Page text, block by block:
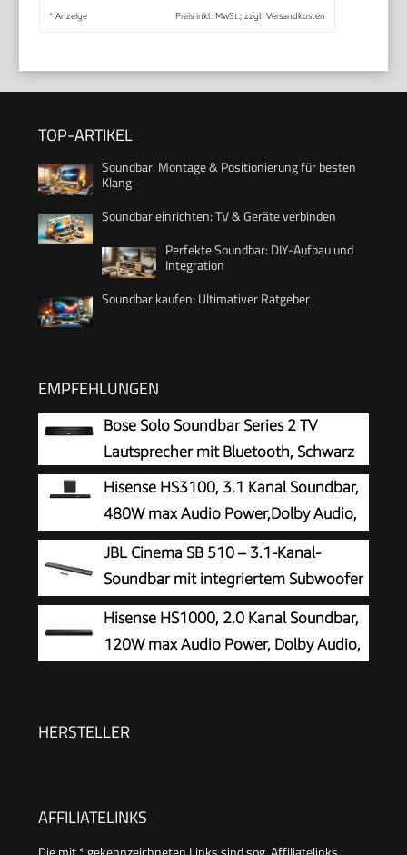
* Anzeige Preis inkl. MwSt., zzgl. Versandkosten
TOP-ARTIKEL
Soundbar: Montage & Positionierung für besten
Klang
Soundbar einrichten: TV & Geräte verbinden
Perfekte Soundbar: DIY-Aufbau und
Integration
Soundbar kaufen: Ultimativer Ratgeber
EMPFEHLUNGEN
Bose Solo Soundbar Series 2 TV
Lautsprecher mit Bluetooth, Schwarz
Hisense HS3100, 3.1 Kanal Soundbar,
480W max Audio Power,Dolby Audio,
DTS Virtual:X, 6.5 Wireless subwoofer, TV Mode,
EzPlay
JBL Cinema SB 510 – 3.1-Kanal-
Soundbar mit integriertem Subwoofer
für Heimkino Sound-System – Mit
Bluetooth-Musik-Streaming und Dolby Audio –
Schwarz
Hisense HS1000, 2.0 Kanal Soundbar,
120W max Audio Power, Dolby Audio,
HERSTELLER
AFFILIATELINKS